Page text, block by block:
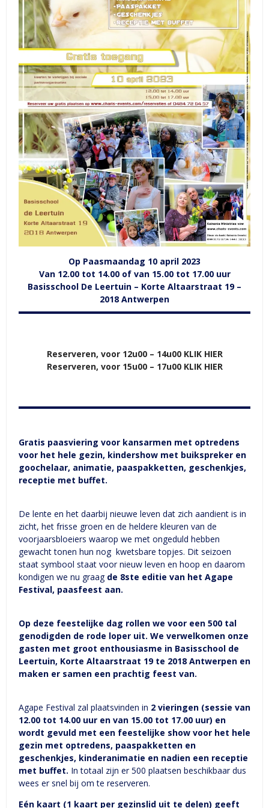
Op Paasmaandag 10 april 2023
Van 12.00 tot 14.00 of van 15.00 tot 17.00 uur
Basisschool De Leertuin – Korte Altaarstraat 19 –
2018 Antwerpen
Reserveren, voor 12u00 – 14u00 KLIK HIER
Reserveren, voor 15u00 – 17u00 KLIK HIER
Gratis paasviering voor kansarmen met optredens
voor het hele gezin, kindershow met buikspreker en
goochelaar, animatie, paaspakketten, geschenkjes,
receptie met buffet.
De lente en het daarbij nieuwe leven dat zich aandient is in
zicht, het frisse groen en de heldere kleuren van de
voorjaarsbloeiers waarop we met ongeduld hebben
gewacht tonen hun nog kwetsbare topjes. Dit seizoen
staat symbool staat voor nieuw leven en hoop en daarom
kondigen we nu graag de 8ste editie van het Agape
Festival, paasfeest aan.
Op deze feestelijke dag rollen we voor een 500 tal
genodigden de rode loper uit. We verwelkomen onze
gasten met groot enthousiasme in Basisschool de
Leertuin, Korte Altaarstraat 19 te 2018 Antwerpen en
maken er samen een prachtig feest van.
Agape Festival zal plaatsvinden in 2 vieringen (sessie van
12.00 tot 14.00 uur en van 15.00 tot 17.00 uur) en
wordt gevuld met een feestelijke show voor het hele
gezin met optredens, paaspakketten en
geschenkjes, kinderanimatie en nadien een receptie
met buffet. In totaal zijn er 500 plaatsen beschikbaar dus
wees er snel bij om te reserveren.
Eén kaart (1 kaart per gezinslid uit te delen) geeft